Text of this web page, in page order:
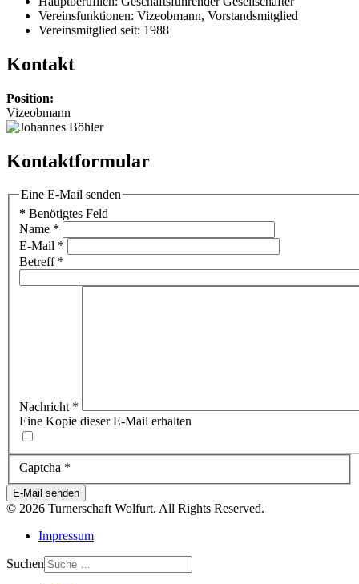
Vereinsfunktionen: Vizeobmann, Vorstandsmitglied
Vereinsmitglied seit: 1988
Kontakt
Position:
Vizeobmann
Kontaktformular
Eine E-Mail senden
* Benötigtes Feld
Name *
E-Mail *
Betreff*
Nachricht *
Eine Kopie dieser E-Mail erhalten
Captcha *
E-Mail senden
© 2026 Turnerschaft Wolfurt. All Rights Reserved.
Impressum
Suchen